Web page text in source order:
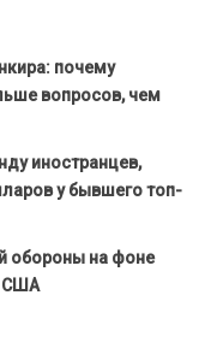
почему
вопросов, чем
иностранцев,
у бывшего топ-
обороны на фоне
США